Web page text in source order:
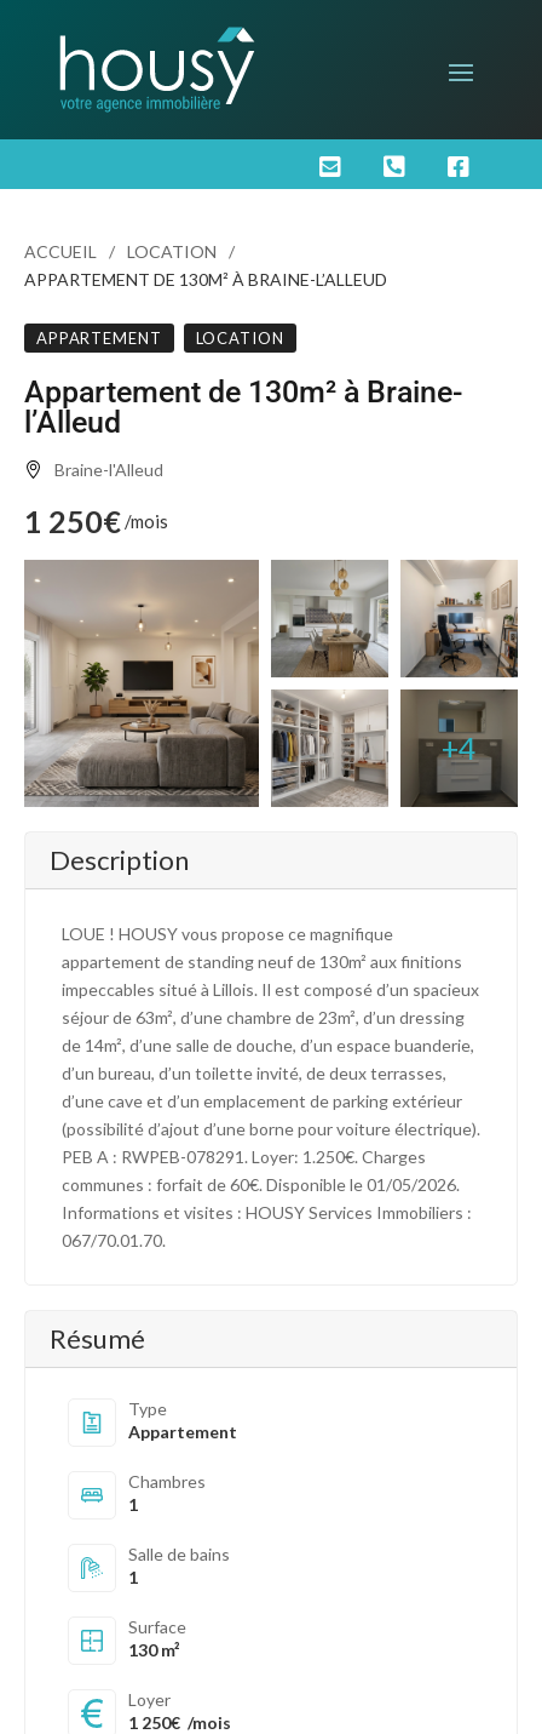
  
ACCUEIL
LOCATION
APPARTEMENT DE 130M² À BRAINE-L’ALLEUD
APPARTEMENT LOCATION
Appartement de 130m² à Braine-
l’Alleud
Braine-l'Alleud
1 250€/mois
+4
Description
LOUE ! HOUSY vous propose ce magnifique
appartement de standing neuf de 130m² aux finitions
impeccables situé à Lillois. Il est composé d’un spacieux
séjour de 63m², d’une chambre de 23m², d’un dressing
de 14m², d’une salle de douche, d’un espace buanderie,
d’un bureau, d’un toilette invité, de deux terrasses,
d’une cave et d’un emplacement de parking extérieur
(possibilité d’ajout d’une borne pour voiture électrique).
PEB A : RWPEB-078291. Loyer: 1.250€. Charges
communes : forfait de 60€. Disponible le 01/05/2026.
Informations et visites : HOUSY Services Immobiliers :
067/70.01.70.
Résumé
Type
Appartement
Chambres
1
Salle de bains
1
Surface
130 m²
Loyer
1 250€ /mois